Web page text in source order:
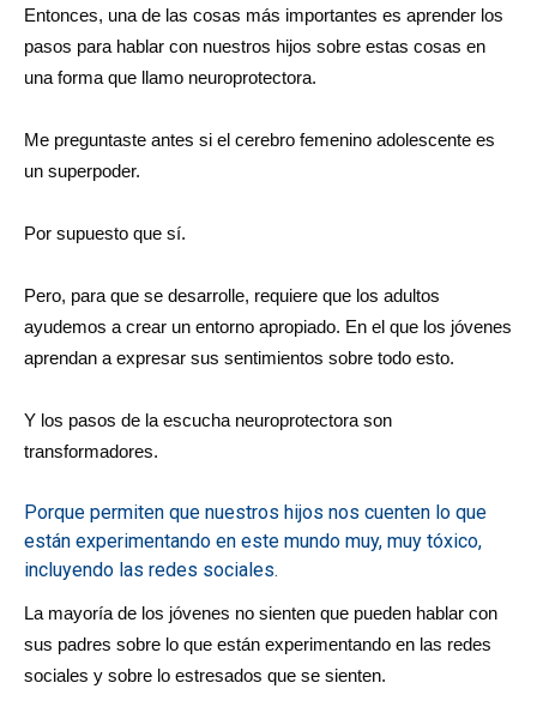
Entonces, una de las cosas más importantes es aprender los
pasos para hablar con nuestros hijos sobre estas cosas en
una forma que llamo neuroprotectora.
Me preguntaste antes si el cerebro femenino adolescente es
un superpoder.
Por supuesto que sí.
Pero, para que se desarrolle, requiere que los adultos
ayudemos a crear un entorno apropiado. En el que los jóvenes
aprendan a expresar sus sentimientos sobre todo esto.
Y los pasos de la escucha neuroprotectora son
transformadores.
Porque permiten que nuestros hijos nos cuenten lo que
están experimentando en este mundo muy, muy tóxico,
incluyendo las redes sociales.
La mayoría de los jóvenes no sienten que pueden hablar con
sus padres sobre lo que están experimentando en las redes
sociales y sobre lo estresados que se sienten.